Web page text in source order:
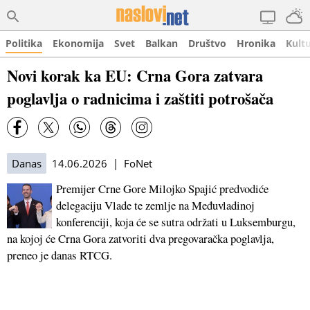
Politika Ekonomija Svet Balkan Društvo Hronika
Novi korak ka EU: Crna Gora zatvara
poglavlja o radnicima i zaštiti potrošača
Danas 14.06.2026 | FoNet
Premijer Crne Gore Milojko Spajić predvodiće
delegaciju Vlade te zemlje na Međuvladinoj
konferenciji, koja će se sutra održati u Luksemburgu,
na kojoj će Crna Gora zatvoriti dva pregovaračka poglavlja,
preneo je danas RTCG.